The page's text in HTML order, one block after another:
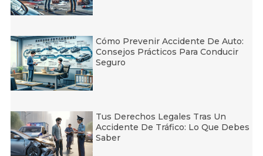
Cómo Prevenir Accidente De Auto:
Consejos Prácticos Para Conducir
Seguro
Tus Derechos Legales Tras Un
Accidente De Tráfico: Lo Que Debes
Saber